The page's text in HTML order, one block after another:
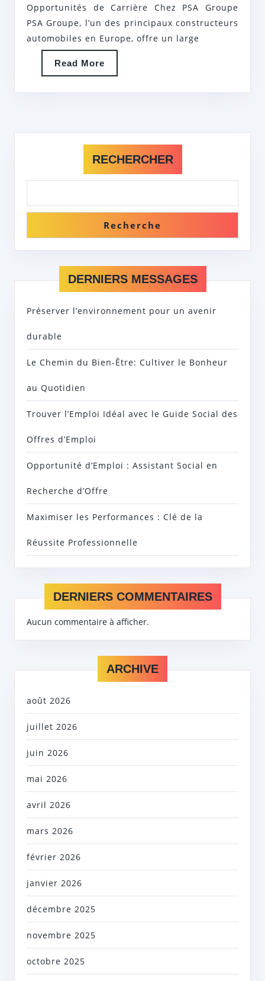
LANCEZ
Opportunités de Carrière Chez PSA Groupe
PSA Groupe, l’un des principaux constructeurs
automobiles en Europe, offre un large
Read More
More
RECHERCHER
Recherche
DERNIERS MESSAGES
Préserver l’environnement pour un avenir
durable
Le Chemin du Bien-Être: Cultiver le Bonheur
au Quotidien
Trouver l’Emploi Idéal avec le Guide Social des
Offres d’Emploi
Opportunité d’Emploi : Assistant Social en
Recherche d’Offre
Maximiser les Performances : Clé de la
Réussite Professionnelle
DERNIERS COMMENTAIRES
Aucun commentaire à afficher.
ARCHIVE
août 2026
juillet 2026
juin 2026
mai 2026
avril 2026
mars 2026
février 2026
janvier 2026
décembre 2025
novembre 2025
octobre 2025